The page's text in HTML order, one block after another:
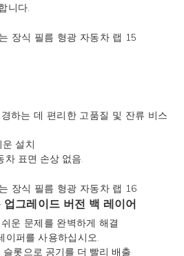
니다.
하는 데 편리한 고품질 및 잔류 비스
운 설치
차 표면 손상 없음.
그레이드 버전 백 레이어
운 문제를 완벽하게 해결
이퍼를 사용하십시오.
롯으로 공기를 더 빨리 배출